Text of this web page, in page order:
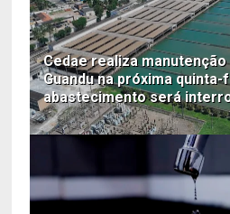
Cedae realiza
Guandu na próxima
abastecimento será